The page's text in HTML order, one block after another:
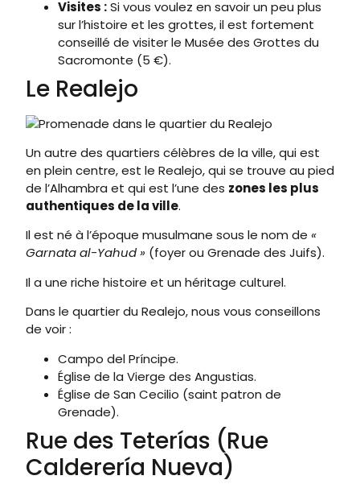
Visites :Si vous voulez en savoir un peu plus
sur l’histoire et les grottes, il est fortement
conseillé de visiter le Musée des Grottes du
Sacromonte (5 €).
Le Realejo
Un autre des quartiers célèbres de la ville, qui est
en plein centre, est le Realejo, qui se trouve au pied
de l’Alhambra et qui est l’une des zones les plus
authentiques de la ville.
Il est né à l’époque musulmane sous le nom de «
Garnata al-Yahud » (foyer ou Grenade des Juifs).
Il a une riche histoire et un héritage culturel.
Dans le quartier du Realejo, nous vous conseillons
de voir :
Campo del Príncipe.
Église de la Vierge des Angustias.
Église de San Cecilio (saint patron de
Grenade).
Rue des Teterías (Rue
Calderería Nueva)